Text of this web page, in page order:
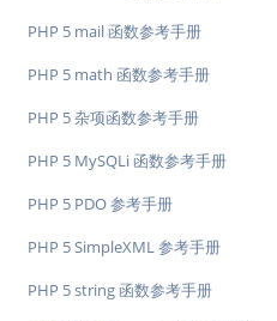
PHP 5 mail 函数参考手册
PHP 5 math 函数参考手册
PHP 5 杂项函数参考手册
PHP 5 MySQLi 函数参考手册
PHP 5 PDO 参考手册
PHP 5 SimpleXML 参考手册
PHP 5 string 函数参考手册